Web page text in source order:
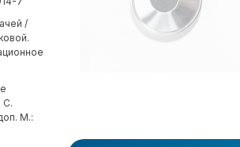
/
С.
М.: